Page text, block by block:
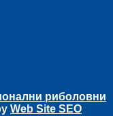
риболовни
Web Site SEO